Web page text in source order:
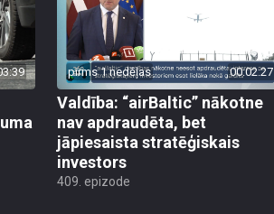
pirms 1 nedēļas 00:02:27
Valdība: “airBaltic” nākotne
nav apdraudēta, bet
jāpiesaista stratēģiskais
investors
409. epizode